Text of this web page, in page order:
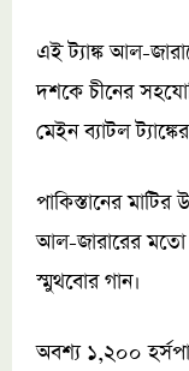
এই ট্যাঙ্ক আল-
দশকে চীনের
মেইন ব্যাটল
পাকিস্তানের
আল-জারারের মতো
স্মুথবোর গান।
অবশ্য ১,২০০